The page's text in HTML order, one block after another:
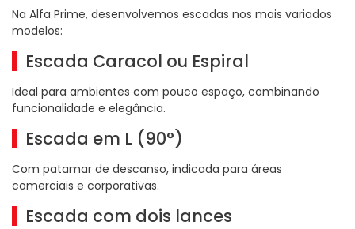
Na Alfa Prime, desenvolvemos escadas nos mais variados
modelos:
Escada Caracol ou Espiral
Ideal para ambientes com pouco espaço, combinando
funcionalidade e elegância.
Escada em L (90°)
Com patamar de descanso, indicada para áreas
comerciais e corporativas.
Escada com dois lances